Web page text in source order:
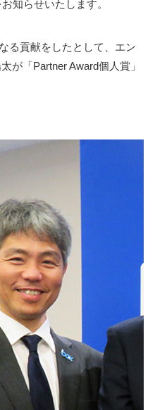
知らせいたします。
る貢献をしたとして、エン
が「Partner Award個人賞」